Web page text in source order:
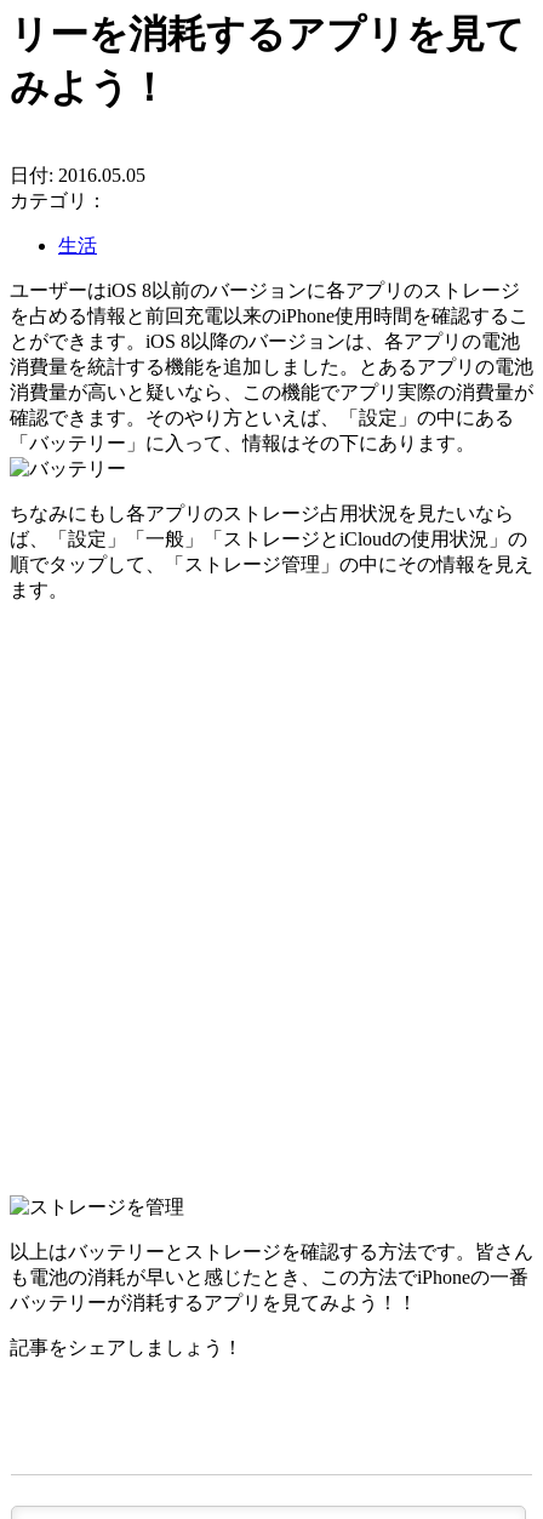
リーを消耗するアプリを見て
みよう！
日付: 2016.05.05
カテゴリ：
生活
ユーザーはiOS 8以前のバージョンに各アプリのストレージ
を占める情報と前回充電以来のiPhone使用時間を確認するこ
とができます。iOS 8以降のバージョンは、各アプリの電池
消費量を統計する機能を追加しました。とあるアプリの電池
消費量が高いと疑いなら、この機能でアプリ実際の消費量が
確認できます。そのやり方といえば、「設定」の中にある
「バッテリー」に入って、情報はその下にあります。
ちなみにもし各アプリのストレージ占用状況を見たいなら
ば、「設定」「一般」「ストレージとiCloudの使用状況」の
順でタップして、「ストレージ管理」の中にその情報を見え
ます。
以上はバッテリーとストレージを確認する方法です。皆さん
も電池の消耗が早いと感じたとき、この方法でiPhoneの一番
バッテリーが消耗するアプリを見てみよう！！
記事をシェアしましょう！